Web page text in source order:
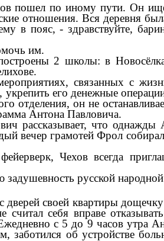
пошел по иному пути. Он
отношения. Вся деревня
в пояс, - здравствуйте,
им.
2 школы: в
связанных с
его денежные
он не
Антона Павловича.
рассказывает, что однажды
вечер грамотей Фрол
Чехов всегда
русской
дверей своей квартиры
себя вправе
с 5 до 9 часов утра
об устройстве